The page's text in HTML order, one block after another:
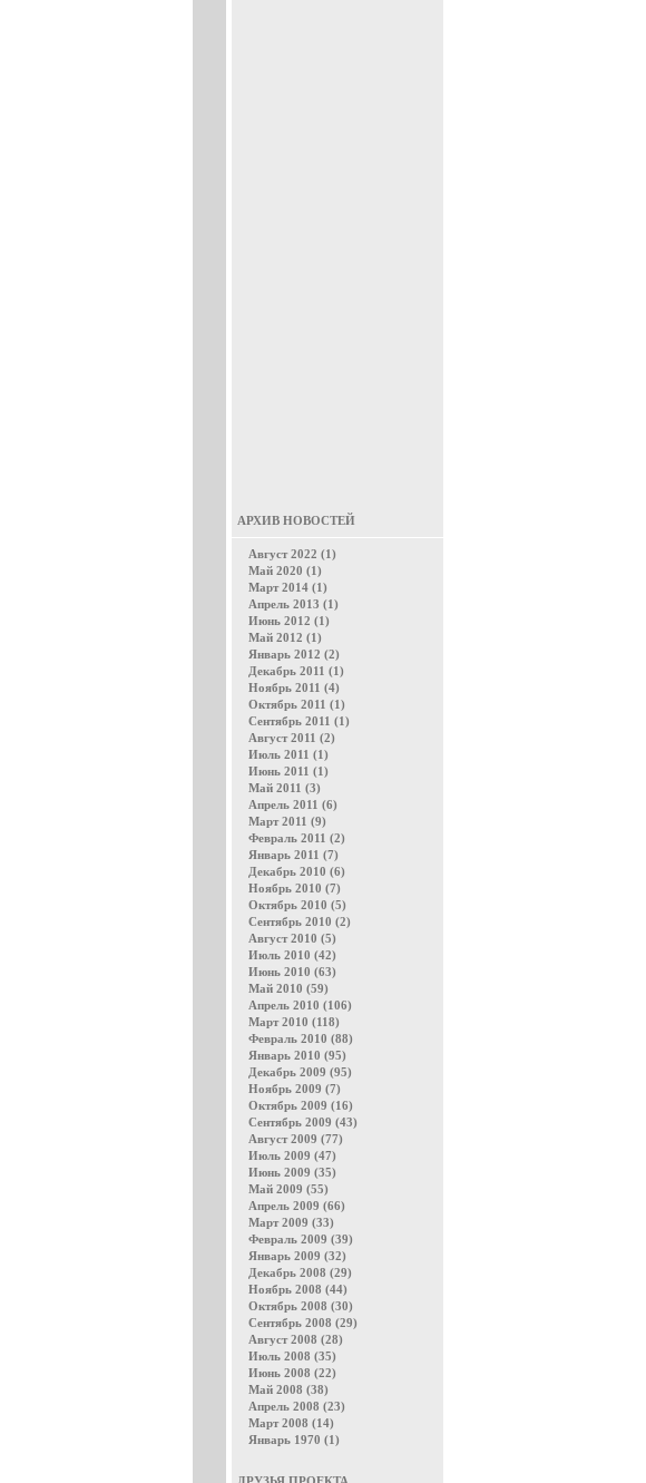
АРХИВ НОВОСТЕЙ
Август 2022 (1)
Май 2020 (1)
Март 2014 (1)
Апрель 2013 (1)
Июнь 2012 (1)
Май 2012 (1)
Январь 2012 (2)
Декабрь 2011 (1)
Ноябрь 2011 (4)
Октябрь 2011 (1)
Сентябрь 2011 (1)
Август 2011 (2)
Июль 2011 (1)
Июнь 2011 (1)
Май 2011 (3)
Апрель 2011 (6)
Март 2011 (9)
Февраль 2011 (2)
Январь 2011 (7)
Декабрь 2010 (6)
Ноябрь 2010 (7)
Октябрь 2010 (5)
Сентябрь 2010 (2)
Август 2010 (5)
Июль 2010 (42)
Июнь 2010 (63)
Май 2010 (59)
Апрель 2010 (106)
Март 2010 (118)
Февраль 2010 (88)
Январь 2010 (95)
Декабрь 2009 (95)
Ноябрь 2009 (7)
Октябрь 2009 (16)
Сентябрь 2009 (43)
Август 2009 (77)
Июль 2009 (47)
Июнь 2009 (35)
Май 2009 (55)
Апрель 2009 (66)
Март 2009 (33)
Февраль 2009 (39)
Январь 2009 (32)
Декабрь 2008 (29)
Ноябрь 2008 (44)
Октябрь 2008 (30)
Сентябрь 2008 (29)
Август 2008 (28)
Июль 2008 (35)
Июнь 2008 (22)
Май 2008 (38)
Апрель 2008 (23)
Март 2008 (14)
Январь 1970 (1)